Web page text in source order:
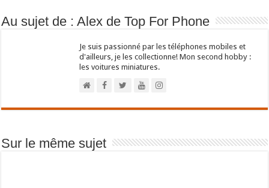
Au sujet de : Alex de Top For Phone
Je suis passionné par les téléphones mobiles et
d'ailleurs, je les collectionne! Mon second hobby :
les voitures miniatures.
Sur le même sujet